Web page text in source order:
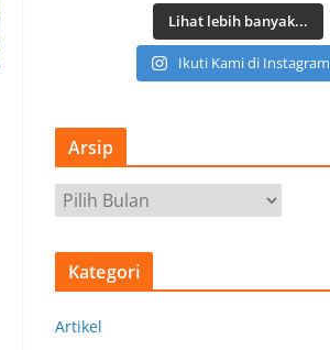
Lihat lebih banyak...
Ikuti Kami di Instagram
Arsip
r
s
Kategori
Artikel